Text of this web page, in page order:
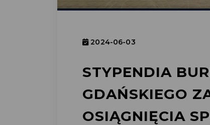
2024-06-03
STYPENDIA
GDAŃSKIEGO
OSIĄGNIĘCIA